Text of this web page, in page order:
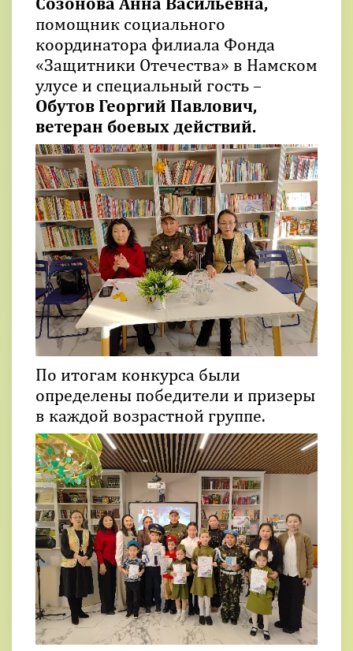
помощник социального
координатора филиала Фонда
«Защитники Отечества» в Намском
улусе и специальный гость –
Обутов Георгий Павлович,
ветеран боевых действий.
По итогам конкурса были
определены победители и призеры
в каждой возрастной группе.